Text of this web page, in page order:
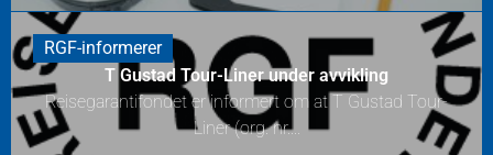
RGF-informerer
T Gustad Tour-Liner under avvikling
Reisegarantifondet er informert om at T Gustad Tour-
Liner (org. nr....